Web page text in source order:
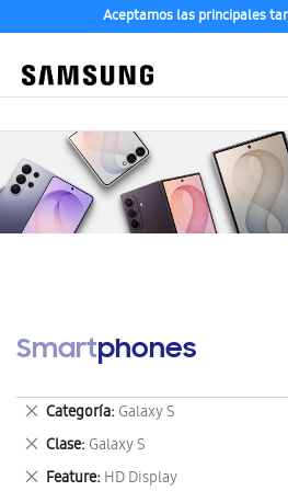
Aceptamos las principales
Smartphones
Categoría Galaxy S
Eliminar
este
artículo
Clase Galaxy S
Eliminar
este
Feature HD Display
Eliminar